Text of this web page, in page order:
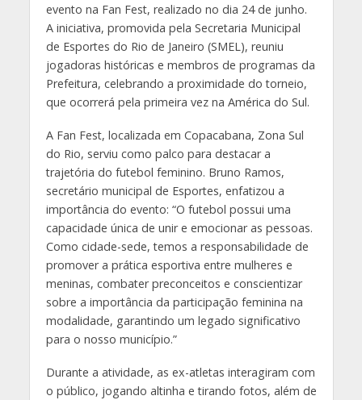
evento na Fan Fest, realizado no dia 24 de junho.
A iniciativa, promovida pela Secretaria Municipal
de Esportes do Rio de Janeiro (SMEL), reuniu
jogadoras históricas e membros de programas da
Prefeitura, celebrando a proximidade do torneio,
que ocorrerá pela primeira vez na América do Sul.
A Fan Fest, localizada em Copacabana, Zona Sul
do Rio, serviu como palco para destacar a
trajetória do futebol feminino. Bruno Ramos,
secretário municipal de Esportes, enfatizou a
importância do evento: “O futebol possui uma
capacidade única de unir e emocionar as pessoas.
Como cidade-sede, temos a responsabilidade de
promover a prática esportiva entre mulheres e
meninas, combater preconceitos e conscientizar
sobre a importância da participação feminina na
modalidade, garantindo um legado significativo
para o nosso município.”
Durante a atividade, as ex-atletas interagiram com
o público, jogando altinha e tirando fotos, além de